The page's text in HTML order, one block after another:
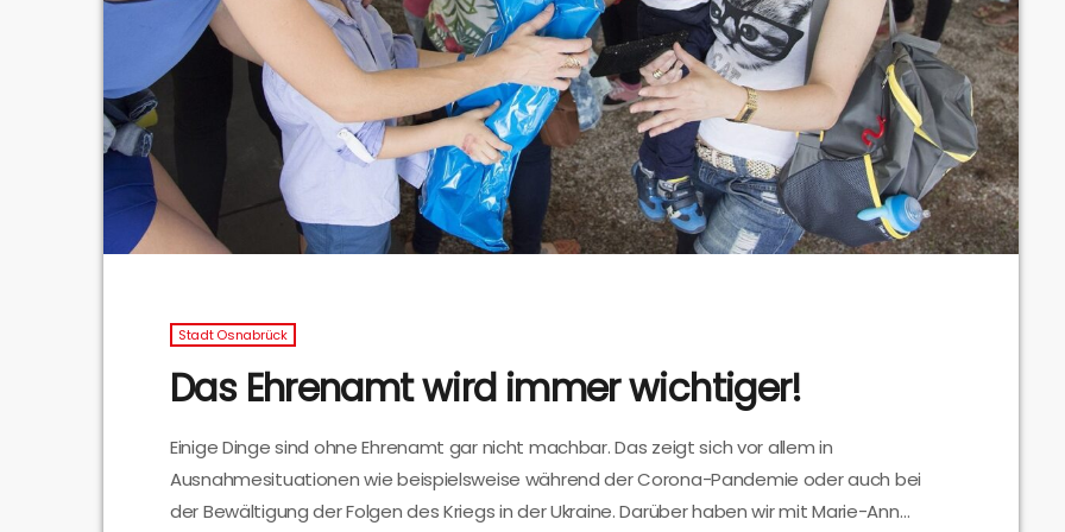
Stadt Osnabrück
Das Ehrenamt wird immer wichtiger!
Einige Dinge sind ohne Ehrenamt gar nicht machbar. Das zeigt sich vor allem in
Ausnahmesituationen wie beispielsweise während der Corona-Pandemie oder auch bei
der Bewältigung der Folgen des Kriegs in der Ukraine. Darüber haben wir mit Marie-Ann